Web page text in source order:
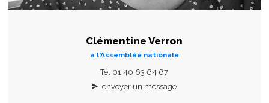
Clémentine Verron
à l'Assemblée nationale
Tél 01 40 63 64 67
envoyer un message